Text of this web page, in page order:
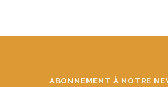
ABONNEMENT À NOTRE